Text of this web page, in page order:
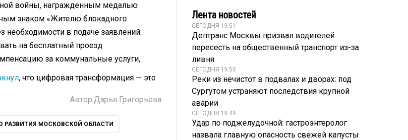
войны, награжденным медалью
знаком «Жителю блокадного
необходимости в подаче заявлений.
на бесплатный проезд
за коммунальные услуги,
, что цифровая трансформация — это
Автор:Дарья Григорьева
РАЗВИТИЯ МОСКОВСКОЙ ОБЛАСТИ
Лента новостей
СЕГОДНЯ 19:51
Дептранс Москвы призвал водителей
пересесть на общественный транспорт из-за
ливня
СЕГОДНЯ 19:50
Реки из нечистот в подвалах и дворах: под
Сургутом устраняют последствия крупной
аварии
СЕГОДНЯ 19:49
Удар по поджелудочной: гастроэнтеролог
назвала главную опасность свежей капусты